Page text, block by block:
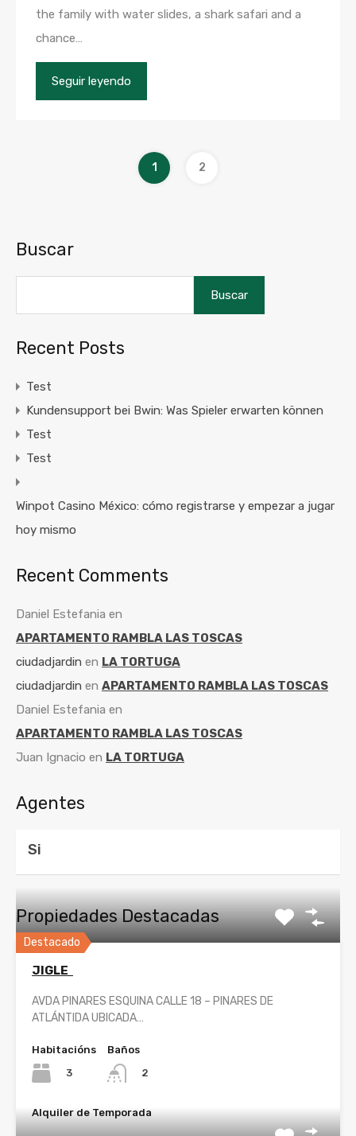
the family with water slides, a shark safari and a
chance…
Seguir leyendo
1 2
Buscar
Buscar
Recent Posts
Test
Kundensupport bei Bwin: Was Spieler erwarten können
Test
Test
Winpot Casino México: cómo registrarse y empezar a jugar
hoy mismo
Recent Comments
Daniel Estefania en
APARTAMENTO RAMBLA LAS TOSCAS
ciudadjardin en LA TORTUGA
ciudadjardin en APARTAMENTO RAMBLA LAS TOSCAS
Daniel Estefania en
APARTAMENTO RAMBLA LAS TOSCAS
Juan Ignacio en LA TORTUGA
Agentes
Si
Propiedades Destacadas
Destacado
JIGLE
AVDA PINARES ESQUINA CALLE 18 – PINARES DE
ATLÁNTIDA UBICADA…
Habitacións
3
Baños
2
Alquiler de Temporada